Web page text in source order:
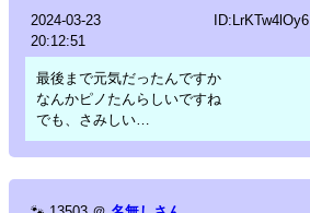
2024-03-23
20:12:51
ID:LrKTw4lOy6
最後まで元気だったんですか
なんかピノたんらしいですね
でも、さみしい…